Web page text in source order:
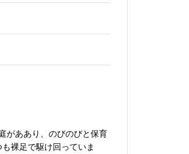
がああり、のびのびと保育
裸足で駆け回っていま